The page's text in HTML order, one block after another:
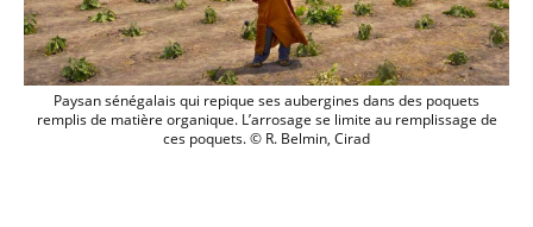
Paysan sénégalais qui repique ses
Paysan sénégalais qui repique ses aubergines dans des poquets
remplis de matière organique. L’arrosage se limite au remplissage de
ces poquets. © R. Belmin, Cirad